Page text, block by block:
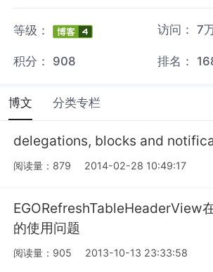
等级： 访问： 7
积分： 908 排名：
博文 分类专栏
delegations, blocks and
阅读量：879 2014-02-28 10:49:17
EGORefreshTableHeaderView
的使用问题
阅读量：905 2013-10-13 23:33:58